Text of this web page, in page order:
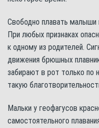
Свободно плавать малыши
При любых признаках
к одному из родителей.
движения брюшных
забирают в рот только по
такую
Мальки у геофагусов
самостоятельного